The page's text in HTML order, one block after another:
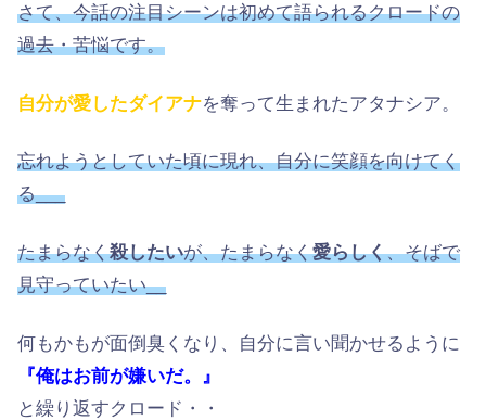
さて、今話の注目シーンは初めて語られるクロードの
過去・苦悩です。
自分が愛したダイアナを奪って生まれたアタナシア。
忘れようとしていた頃に現れ、自分に笑顔を向けてく
る___
たまらなく殺したいが、たまらなく愛らしく、そばで
見守っていたい__
何もかもが面倒臭くなり、自分に言い聞かせるように
『俺はお前が嫌いだ。』
と繰り返すクロード・・